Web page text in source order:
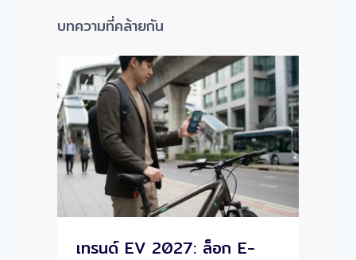
บทความที่คล้ายกัน
เทรนด์ EV 2027: ล็อก E-